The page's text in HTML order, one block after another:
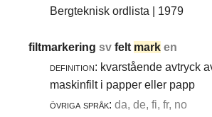
Bergteknisk ordlista | 1979
filtmarkeringsvfelt mark en
definition: kvarstående avtryck
maskinfilt i papper eller papp
övriga språk: da, de, fi, fr, no